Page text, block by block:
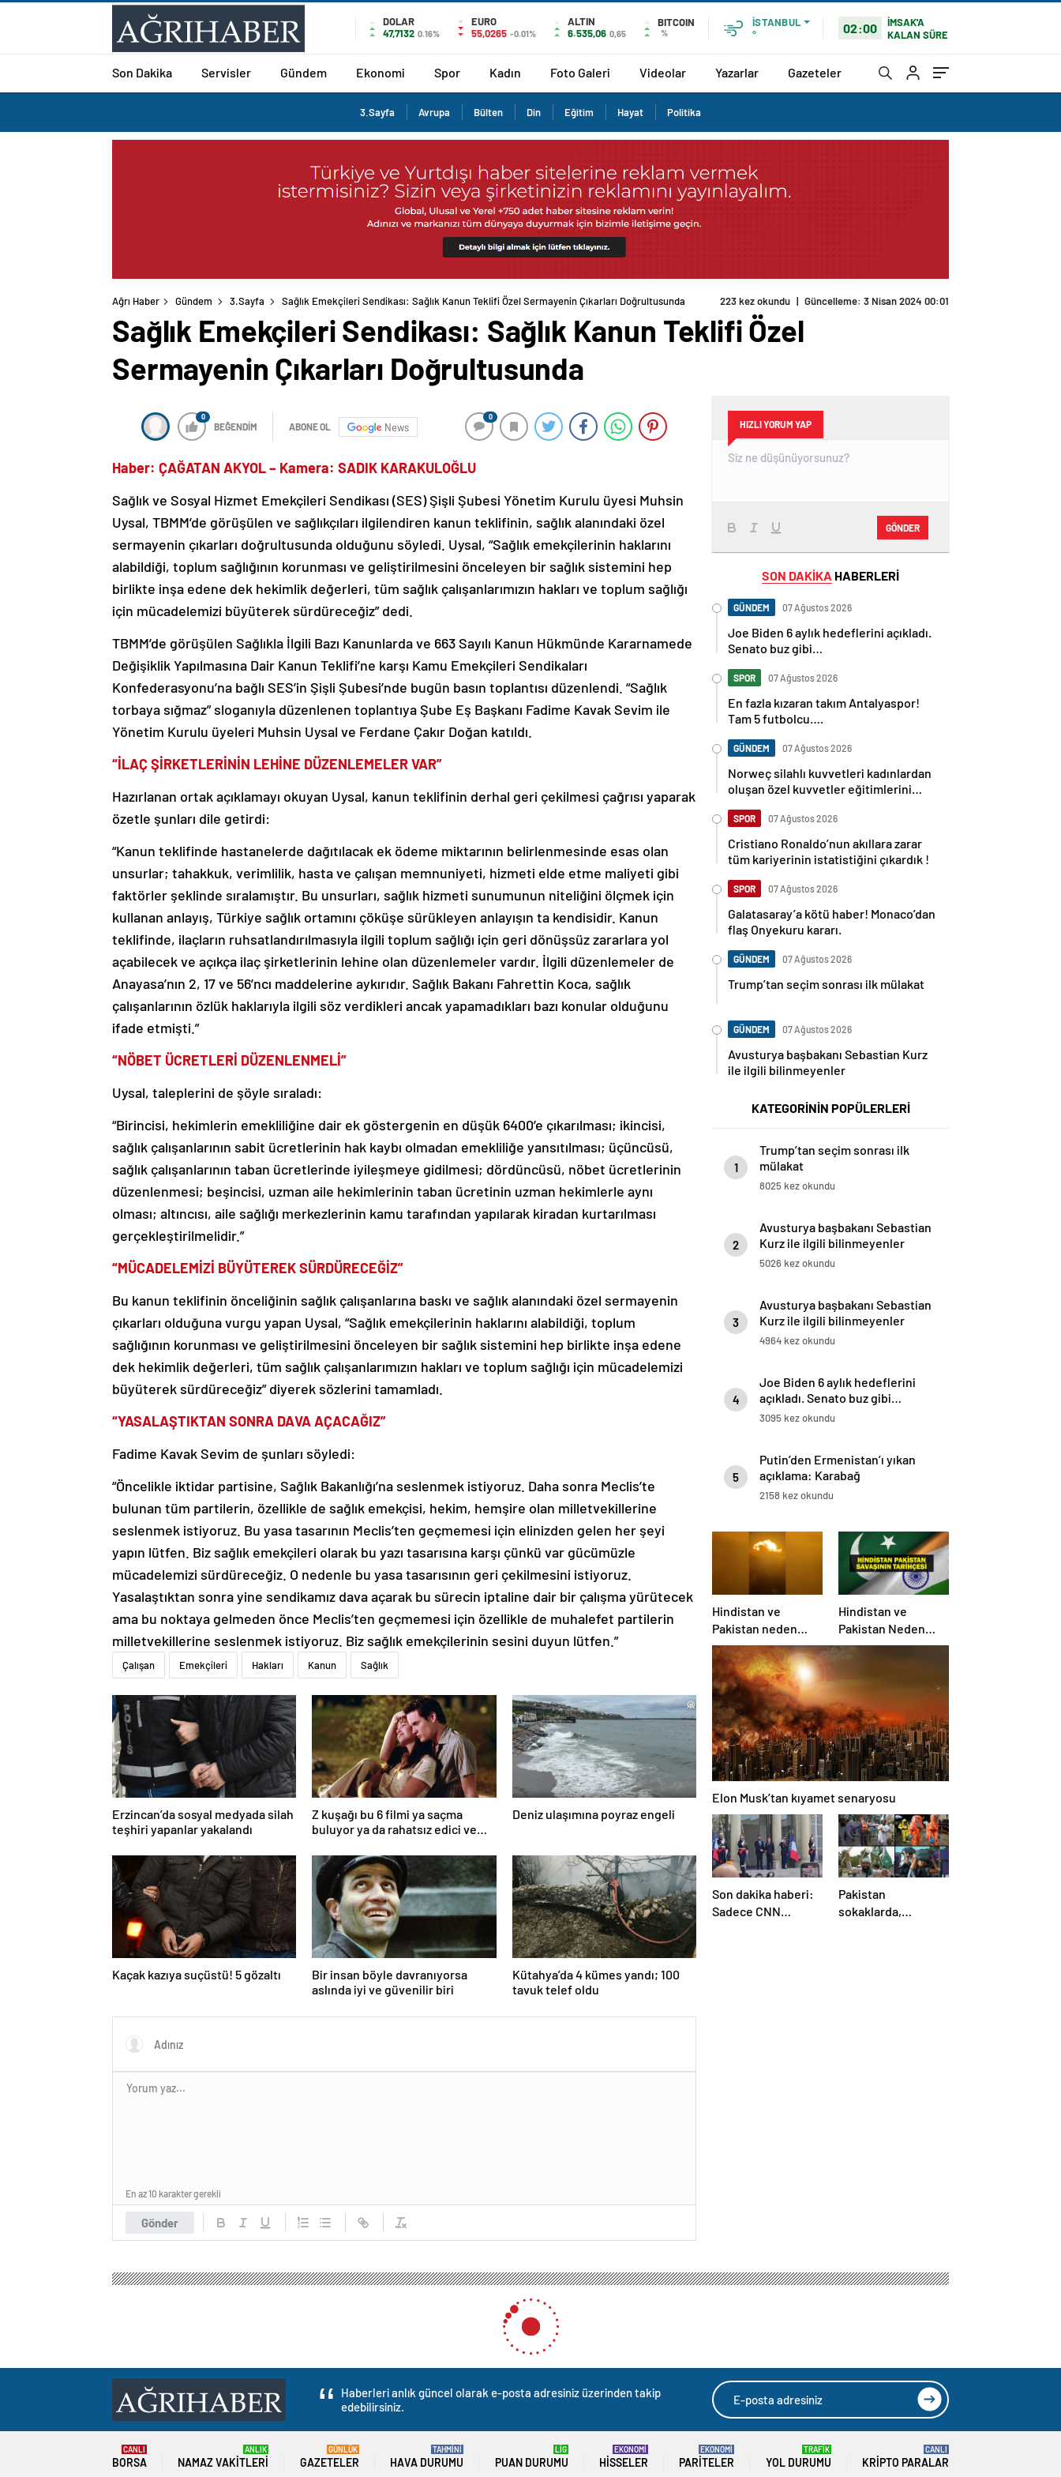
DOLAR
47,7132 0.16%
EURO
55,0265 -0.01%
ALTIN
6.535,06 0,65
BITCOIN
%
İSTANBUL
°
02:00
İMSAK'A
KALAN SÜRE
Son Dakika Servisler Gündem Ekonomi Spor Kadın Foto Galeri Videolar Yazarlar Gazeteler
3.Sayfa Avrupa Bülten Din Eğitim Hayat Politika
Ağrı Haber Gündem 3.Sayfa Sağlık Emekçileri Sendikası: Sağlık Kanun Teklifi Özel Sermayenin Çıkarları Doğrultusunda 223 kez okundu | Güncelleme: 3 Nisan 2024 00:01
Sağlık Emekçileri Sendikası: Sağlık Kanun Teklifi Özel
Sermayenin Çıkarları Doğrultusunda
0
BEĞENDİM ABONE OL News
0
Haber: ÇAĞATAN AKYOL – Kamera: SADIK KARAKULOĞLU
Sağlık ve Sosyal Hizmet Emekçileri Sendikası (SES) Şişli Şubesi Yönetim Kurulu üyesi Muhsin
Uysal, TBMM’de görüşülen ve sağlıkçıları ilgilendiren kanun teklifinin, sağlık alanındaki özel
sermayenin çıkarları doğrultusunda olduğunu söyledi. Uysal, “Sağlık emekçilerinin haklarını
alabildiği, toplum sağlığının korunması ve geliştirilmesini önceleyen bir sağlık sistemini hep
birlikte inşa edene dek hekimlik değerleri, tüm sağlık çalışanlarımızın hakları ve toplum sağlığı
için mücadelemizi büyüterek sürdüreceğiz” dedi.
TBMM’de görüşülen Sağlıkla İlgili Bazı Kanunlarda ve 663 Sayılı Kanun Hükmünde Kararnamede
Değişiklik Yapılmasına Dair Kanun Teklifi’ne karşı Kamu Emekçileri Sendikaları
Konfederasyonu’na bağlı SES’in Şişli Şubesi’nde bugün basın toplantısı düzenlendi. “Sağlık
torbaya sığmaz” sloganıyla düzenlenen toplantıya Şube Eş Başkanı Fadime Kavak Sevim ile
Yönetim Kurulu üyeleri Muhsin Uysal ve Ferdane Çakır Doğan katıldı.
“İLAÇ ŞİRKETLERİNİN LEHİNE DÜZENLEMELER VAR”
Hazırlanan ortak açıklamayı okuyan Uysal, kanun teklifinin derhal geri çekilmesi çağrısı yaparak
özetle şunları dile getirdi:
“Kanun teklifinde hastanelerde dağıtılacak ek ödeme miktarının belirlenmesinde esas olan
unsurlar; tahakkuk, verimlilik, hasta ve çalışan memnuniyeti, hizmeti elde etme maliyeti gibi
faktörler şeklinde sıralamıştır. Bu unsurları, sağlık hizmeti sunumunun niteliğini ölçmek için
kullanan anlayış, Türkiye sağlık ortamını çöküşe sürükleyen anlayışın ta kendisidir. Kanun
teklifinde, ilaçların ruhsatlandırılmasıyla ilgili toplum sağlığı için geri dönüşsüz zararlara yol
açabilecek ve açıkça ilaç şirketlerinin lehine olan düzenlemeler vardır. İlgili düzenlemeler de
Anayasa’nın 2, 17 ve 56’ncı maddelerine aykırıdır. Sağlık Bakanı Fahrettin Koca, sağlık
çalışanlarının özlük haklarıyla ilgili söz verdikleri ancak yapamadıkları bazı konular olduğunu
ifade etmişti.”
“NÖBET ÜCRETLERİ DÜZENLENMELİ”
Uysal, taleplerini de şöyle sıraladı:
“Birincisi, hekimlerin emekliliğine dair ek göstergenin en düşük 6400’e çıkarılması; ikincisi,
sağlık çalışanlarının sabit ücretlerinin hak kaybı olmadan emekliliğe yansıtılması; üçüncüsü,
sağlık çalışanlarının taban ücretlerinde iyileşmeye gidilmesi; dördüncüsü, nöbet ücretlerinin
düzenlenmesi; beşincisi, uzman aile hekimlerinin taban ücretinin uzman hekimlerle aynı
olması; altıncısı, aile sağlığı merkezlerinin kamu tarafından yapılarak kiradan kurtarılması
gerçekleştirilmelidir.”
“MÜCADELEMİZİ BÜYÜTEREK SÜRDÜRECEĞİZ”
Bu kanun teklifinin önceliğinin sağlık çalışanlarına baskı ve sağlık alanındaki özel sermayenin
çıkarları olduğuna vurgu yapan Uysal, “Sağlık emekçilerinin haklarını alabildiği, toplum
sağlığının korunması ve geliştirilmesini önceleyen bir sağlık sistemini hep birlikte inşa edene
dek hekimlik değerleri, tüm sağlık çalışanlarımızın hakları ve toplum sağlığı için mücadelemizi
büyüterek sürdüreceğiz” diyerek sözlerini tamamladı.
“YASALAŞTIKTAN SONRA DAVA AÇACAĞIZ”
Fadime Kavak Sevim de şunları söyledi:
“Öncelikle iktidar partisine, Sağlık Bakanlığı’na seslenmek istiyoruz. Daha sonra Meclis’te
bulunan tüm partilerin, özellikle de sağlık emekçisi, hekim, hemşire olan milletvekillerine
seslenmek istiyoruz. Bu yasa tasarının Meclis’ten geçmemesi için elinizden gelen her şeyi
yapın lütfen. Biz sağlık emekçileri olarak bu yazı tasarısına karşı çünkü var gücümüzle
mücadelemizi sürdüreceğiz. O nedenle bu yasa tasarısının geri çekilmesini istiyoruz.
Yasalaştıktan sonra yine sendikamız dava açarak bu sürecin iptaline dair bir çalışma yürütecek
ama bu noktaya gelmeden önce Meclis’ten geçmemesi için özellikle de muhalefet partilerin
milletvekillerine seslenmek istiyoruz. Biz sağlık emekçilerinin sesini duyun lütfen.”
Çalışan Emekçileri Hakları Kanun Sağlık
Erzincan’da sosyal medyada silah
teşhiri yapanlar yakalandı
Z kuşağı bu 6 filmi ya saçma
buluyor ya da rahatsız edici ve
Deniz ulaşımına poyraz engeli
Kaçak kazıya suçüstü! 5 gözaltı
Bir insan böyle davranıyorsa
aslında iyi ve güvenilir biri
Kütahya’da 4 kümes yandı; 100
tavuk telef oldu
Gönder
En az 10 karakter gerekli
HIZLI YORUM YAP
GÖNDER
SON DAKİKA HABERLERİ
GÜNDEM 07 Ağustos 2026
Joe Biden 6 aylık hedeflerini açıkladı.
Senato buz gibi…
SPOR 07 Ağustos 2026
En fazla kızaran takım Antalyaspor!
Tam 5 futbolcu….
GÜNDEM 07 Ağustos 2026
Norweç silahlı kuvvetleri kadınlardan
oluşan özel kuvvetler eğitimlerini
SPOR 07 Ağustos 2026
Cristiano Ronaldo’nun akıllara zarar
tüm kariyerinin istatistiğini çıkardık !
SPOR 07 Ağustos 2026
Galatasaray’a kötü haber! Monaco’dan
flaş Onyekuru kararı.
GÜNDEM 07 Ağustos 2026
Trump’tan seçim sonrası ilk mülakat
GÜNDEM 07 Ağustos 2026
Avusturya başbakanı Sebastian Kurz
ile ilgili bilinmeyenler
KATEGORİNİN POPÜLERLERİ
1
Trump’tan seçim sonrası ilk
mülakat
8025 kez okundu
2
Avusturya başbakanı Sebastian
Kurz ile ilgili bilinmeyenler
5026 kez okundu
3
Avusturya başbakanı Sebastian
Kurz ile ilgili bilinmeyenler
4964 kez okundu
4
Joe Biden 6 aylık hedeflerini
açıkladı. Senato buz gibi…
3095 kez okundu
5
Putin’den Ermenistan’ı yıkan
açıklama: Karabağ
Azerbaycan’ın ayrılmaz bir
2158 kez okundu
Hindistan ve
Pakistan neden
savaşıyor?
Hindistan ve
Pakistan Neden
Savaşıyor? Keşmir
Neden Savaş
Başladı? İşte
Hindistan Pakistan
Savaşının Tarihçesi!
Elon Musk’tan kıyamet senaryosu
Son dakika haberi:
Sadece CNN
Pakistan
sokaklarda,
Haberleri anlık güncel olarak e-posta adresiniz üzerinden takip
edebilirsiniz.
BORSA
CANLI
NAMAZ VAKITLERI
ANLIK
GAZETELER
GÜNLÜK
HAVA DURUMU
TAHMİNİ
PUAN DURUMU
LİG
HISSELER
EKONOMİ
PARITELER
EKONOMİ
YOL DURUMU
TRAFİK
KRIPTO PARALAR
CANLI